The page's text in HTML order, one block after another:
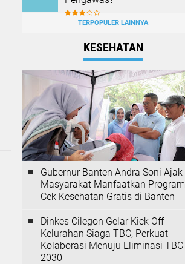
TERPOPULER LAINNYA
KESEHATAN
Gubernur Banten Andra Soni Ajak
Masyarakat Manfaatkan Program
Cek Kesehatan Gratis di Banten
Dinkes Cilegon Gelar Kick Off
Kelurahan Siaga TBC, Perkuat
Kolaborasi Menuju Eliminasi TBC
2030